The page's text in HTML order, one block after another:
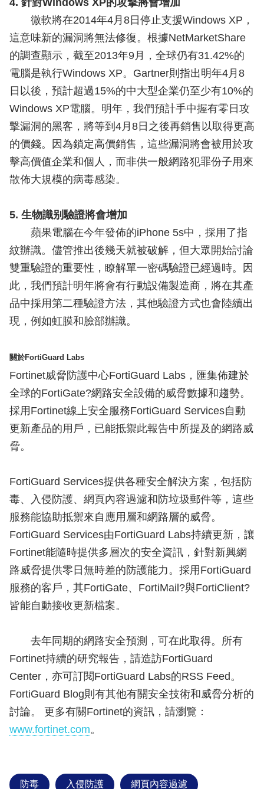
4. 針對Windows XP的攻撃將會增加
微軟將在2014年4月8日停止支援Windows XP，
這意味新的漏洞將無法修復。根據NetMarketShare
的調查顯示，截至2013年9月，全球仍有31.42%的
電腦是執行Windows XP。Gartner則指出明年4月8
日以後，預計超過15%的中大型企業仍至少有10%的
Windows XP電腦。明年，我們預計手中握有零日攻
撃漏洞的黑客，將等到4月8日之後再銷售以取得更高
的價錢。因為鎖定高價銷售，這些漏洞將會被用於攻
擊高價值企業和個人，而非供一般網路犯罪份子用來
散佈大規模的病毒感染。
5. 生物識别驗證將會增加
蘋果電腦在今年發佈的iPhone 5s中，採用了指
紋辦識。儘管推出後幾天就被破解，但大眾開始討論
雙重驗證的重要性，瞭解單一密碼驗證已經過時。因
此，我們預計明年將會有行動設備製造商，將在其產
品中採用第二種驗證方法，其他驗證方式也會陸續出
現，例如虹膜和臉部辦識。
關於FortiGuard Labs
Fortinet威脅防護中心FortiGuard Labs，匯集佈建於
全球的FortiGate?網路安全設備的威脅數據和趨勢。
採用Fortinet線上安全服務FortiGuard Services自動
更新產品的用戶，已能抵禦此報告中所提及的網路威
脅。
FortiGuard Services提供各種安全解決方案，包括防
毒、入侵防護、網頁內容過濾和防垃圾郵件等，這些
服務能協助抵禦來自應用層和網路層的威脅。
FortiGuard Services由FortiGuard Labs持續更新，讓
Fortinet能隨時提供多層次的安全資訊，針對新興網
路威脅提供零日無時差的防護能力。採用FortiGuard
服務的客戶，其FortiGate、FortiMail?與FortiClient?
皆能自動接收更新檔案。
去年同期的網路安全預測，可在此取得。所有
Fortinet持續的研究報告，請造訪FortiGuard
Center，亦可訂閱FortiGuard Labs的RSS Feed。
FortiGuard Blog則有其他有關安全技術和威脅分析的
討論。 更多有關Fortinet的資訊，請瀏覽：
www.fortinet.com。
防毒 入侵防護 網頁內容過濾